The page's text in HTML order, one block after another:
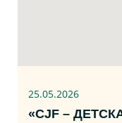
25.05.2026
«CJF –